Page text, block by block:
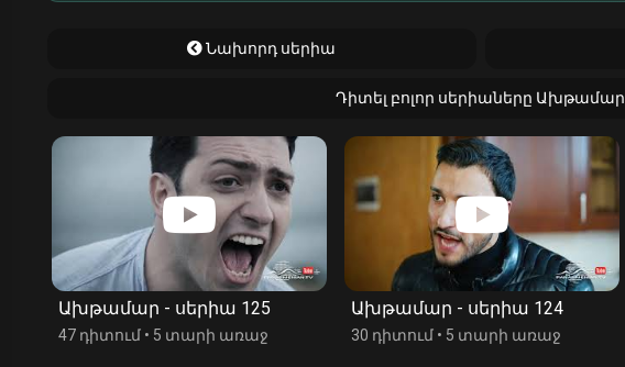
Նախորդ սերիա
Դիտել բոլոր սերիաները Ախթամար
Ախթամար - սերիա 125
47 դիտում • 5 տարի առաջ
Ախթամար - սերիա 124
30 դիտում • 5 տարի առաջ